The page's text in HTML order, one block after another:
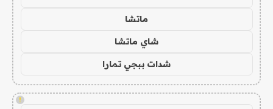
ماتشا
شاي ماتشا
شدات ببجي تمارا
!